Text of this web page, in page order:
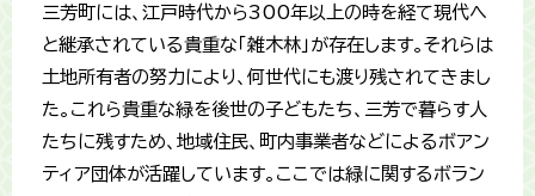
三芳町には、江戸時代から300年以上の時を経て現代へ
と継承されている貴重な「雑木林」が存在します。それらは
土地所有者の努力により、何世代にも渡り残されてきまし
た。これら貴重な緑を後世の子どもたち、三芳で暮らす人
たちに残すため、地域住民、町内事業者などによるボアン
ティア団体が活躍しています。ここでは緑に関するボラン